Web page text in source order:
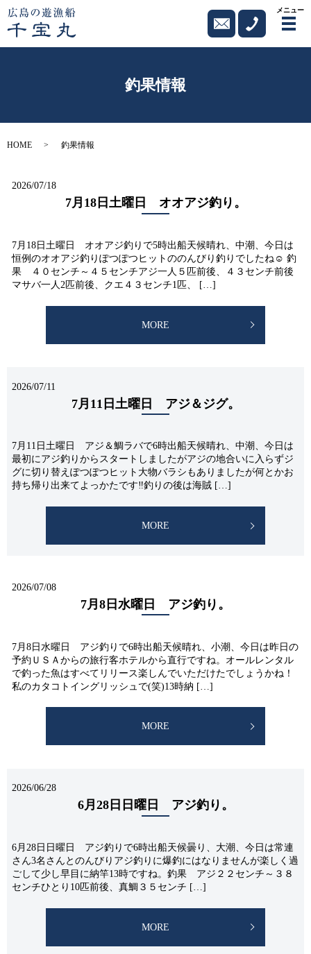
メニュー
メ
釣果情報
HOME 釣果情報
2026/07/18
7月18日土曜日 オオアジ釣り。
7月18日土曜日 オオアジ釣りで5時出船天候晴れ、中潮、今日は
恒例のオオアジ釣りぽつぽつヒットののんびり釣りでしたね☺ 釣
果 ４０センチ～４５センチアジ一人５匹前後、４３センチ前後
マサバ一人2匹前後、クエ４３センチ1匹、 […]
MORE
2026/07/11
7月11日土曜日 アジ＆ジグ。
7月11日土曜日 アジ＆鯛ラバで6時出船天候晴れ、中潮、今日は
最初にアジ釣りからスタートしましたがアジの地合いに入らずジ
グに切り替えぽつぽつヒット大物バラシもありましたが何とかお
持ち帰り出来てよっかたです‼釣りの後は海賊 […]
MORE
2026/07/08
7月8日水曜日 アジ釣り。
7月8日水曜日 アジ釣りで6時出船天候晴れ、小潮、今日は昨日の
予約ＵＳＡからの旅行客ホテルから直行ですね。オールレンタル
で釣った魚はすべてリリース楽しんでいただけたでしょうかね！
私のカタコトイングリッシュで(笑)13時納 […]
MORE
2026/06/28
6月28日日曜日 アジ釣り。
6月28日日曜日 アジ釣りで6時出船天候曇り、大潮、今日は常連
さん3名さんとのんびりアジ釣りに爆釣にはなりませんが楽しく過
ごして少し早目に納竿13時ですね。釣果 アジ２２センチ～３８
センチひとり10匹前後、真鯛３５センチ […]
MORE